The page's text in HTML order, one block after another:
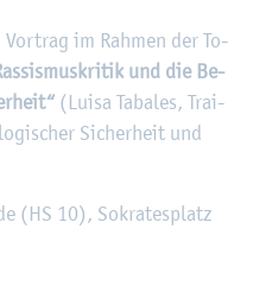
im Rah­men der To­
und die Be­
(Luisa Ta­ba­les, Trai­
Si­cher­heit und
(HS 10), So­kra­tes­platz